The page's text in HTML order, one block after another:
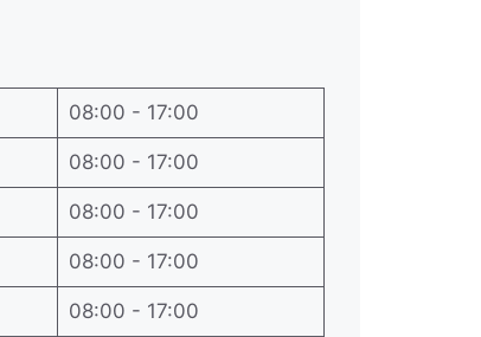
08:00 - 17:00
08:00 - 17:00
08:00 - 17:00
08:00 - 17:00
08:00 - 17:00